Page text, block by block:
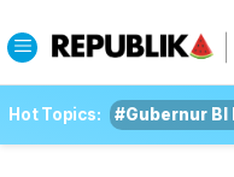
Hot Topics: #Gubernur BI